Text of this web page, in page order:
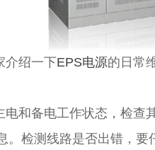
介绍一下EPS电源的日常
电和备电工作状态，检查
。检测线路是否出错，